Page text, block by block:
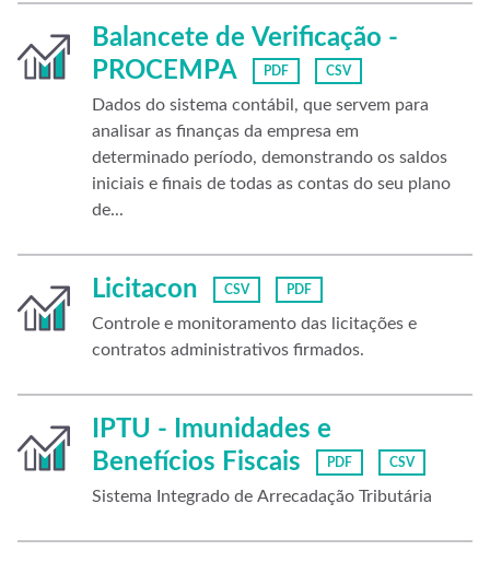
Balancete de Verificação -
PROCEMPA
PDF CSV
Dados do sistema contábil, que servem para
analisar as finanças da empresa em
determinado período, demonstrando os saldos
iniciais e finais de todas as contas do seu plano
de...
Licitacon CSV PDF
Controle e monitoramento das licitações e
contratos administrativos firmados.
IPTU - Imunidades e
Benefícios Fiscais
PDF CSV
Sistema Integrado de Arrecadação Tributária